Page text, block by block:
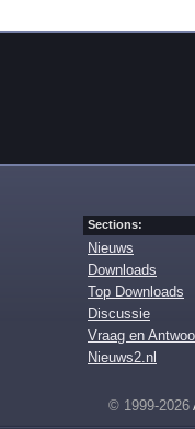
Sections:
Nieuws
Downloads
Top Downloads
Discussie
Vraag en
Nieuws2.nl
© 1999-2026